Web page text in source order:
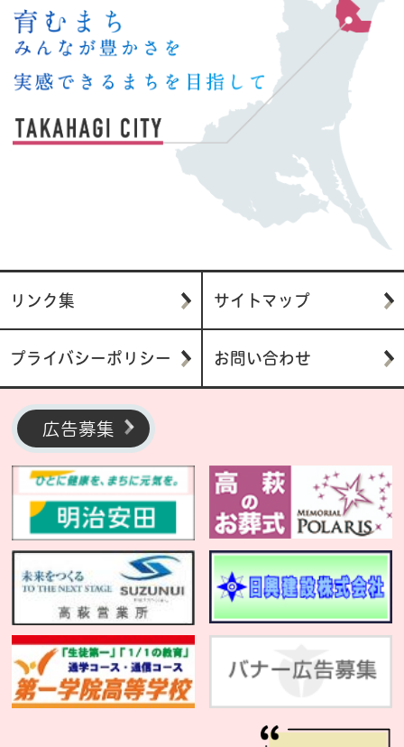
リンク集 サイトマップ
プライバシーポリシー お問い合わせ
広告募集